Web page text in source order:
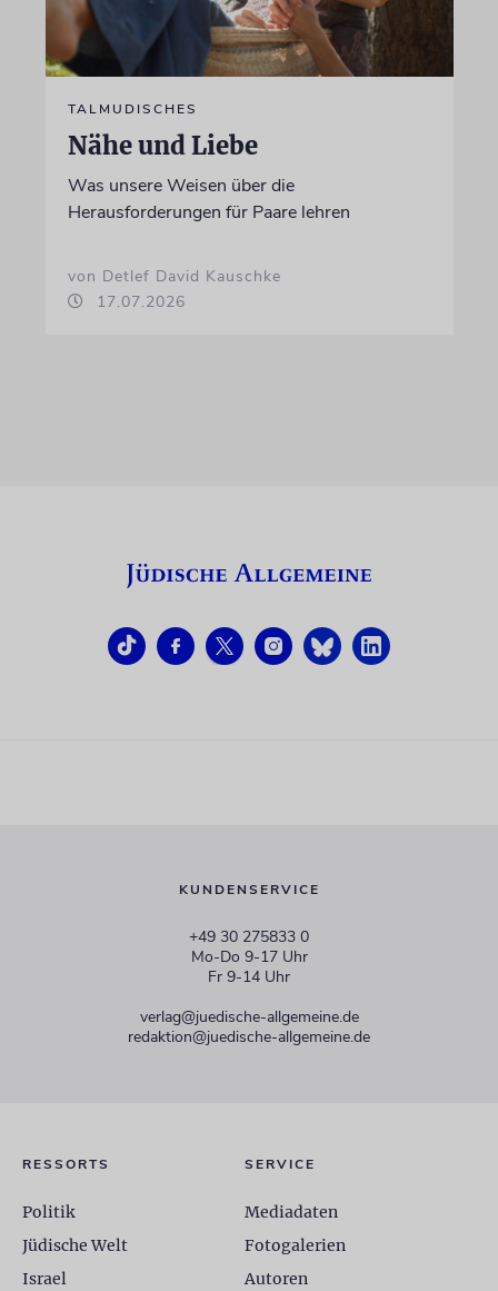
TALMUDISCHES
Nähe und Liebe
Was unsere Weisen über die
Herausforderungen für Paare lehren
von Detlef David Kauschke
17.07.2026
KUNDENSERVICE
+49 30 275833 0
Mo-Do 9-17 Uhr
Fr 9-14 Uhr
verlag@juedische-allgemeine.de
redaktion@juedische-allgemeine.de
RESSORTS
Politik
Jüdische Welt
Israel
SERVICE
Mediadaten
Fotogalerien
Autoren